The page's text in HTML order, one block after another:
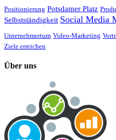
Positionierung Potsdamer Platz
Selbstständigkeit Social Media
Unternehmertum Video-Marketing
Ziele erreichen
Über uns